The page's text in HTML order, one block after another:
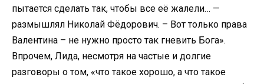
пытается сделать так, чтобы все её жалели… —
размышлял Николай Фёдорович. – Вот только права
Валентина – не нужно просто так гневить Бога».
Впрочем, Лида, несмотря на частые и долгие
разговоры о том, «что такое хорошо, а что такое